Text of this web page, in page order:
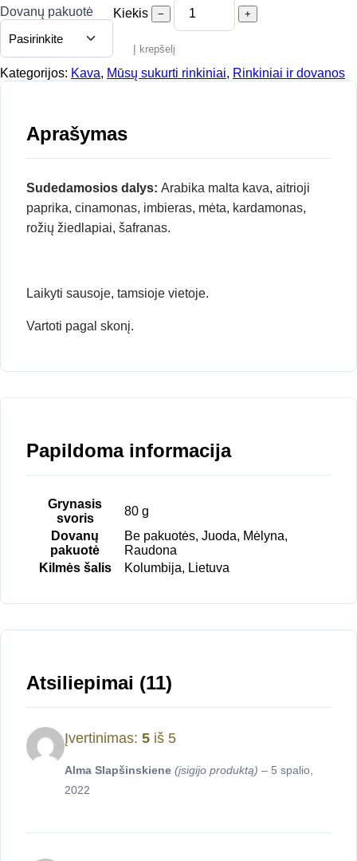
Dovanų pakuotė Kiekis − +
Į krepšelį
Kategorijos: Kava, Mūsų sukurti rinkiniai, Rinkiniai ir dovanos
Aprašymas
Sudedamosios dalys: Arabika malta kava, aitrioji
paprika, cinamonas, imbieras, mėta, kardamonas,
rožių žiedlapiai, šafranas.
Laikyti sausoje, tamsioje vietoje.
Vartoti pagal skonį.
Papildoma informacija
Grynasis
svoris
80 g
Dovanų
pakuotė
Be pakuotės, Juoda, Mėlyna,
Raudona
Kilmės šalis
Kolumbija, Lietuva
Atsiliepimai (11)
Įvertinimas: 5 iš 5
Alma Slapšinskiene (įsigijo produktą) – 5 spalio,
2022